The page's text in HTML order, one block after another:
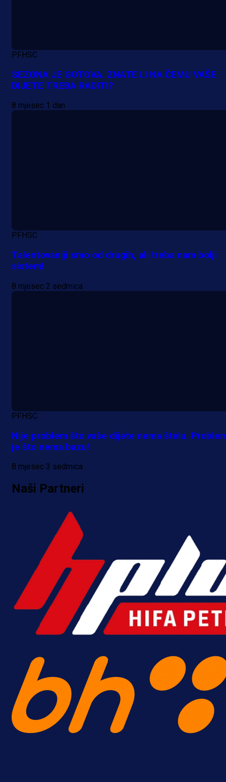
Više vijesti
PFHSC
SEZONA JE GOTOVA. ZNATE LI NA ČEMU VAŠE
DIJETE TREBA RADITI?
8 mjesec 1 dan
PFHSC
Talentovaniji smo od drugih, ali treba nam bolji
sistem!
8 mjesec 2 sedmica
PFHSC
Nije problem što vaše dijete nema štelu.
je što nema bazu!
8 mjesec 3 sedmica
Naši Partneri